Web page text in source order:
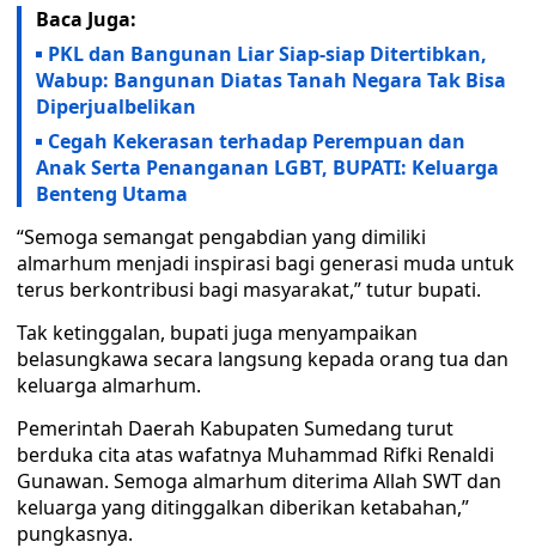
Baca Juga:
PKL dan Bangunan Liar Siap-siap Ditertibkan,
Wabup: Bangunan Diatas Tanah Negara Tak Bisa
Diperjualbelikan
Cegah Kekerasan terhadap Perempuan dan
Anak Serta Penanganan LGBT, BUPATI: Keluarga
Benteng Utama
“Semoga semangat pengabdian yang dimiliki
almarhum menjadi inspirasi bagi generasi muda untuk
terus berkontribusi bagi masyarakat,” tutur bupati.
Tak ketinggalan, bupati juga menyampaikan
belasungkawa secara langsung kepada orang tua dan
keluarga almarhum.
Pemerintah Daerah Kabupaten Sumedang turut
berduka cita atas wafatnya Muhammad Rifki Renaldi
Gunawan. Semoga almarhum diterima Allah SWT dan
keluarga yang ditinggalkan diberikan ketabahan,”
pungkasnya.